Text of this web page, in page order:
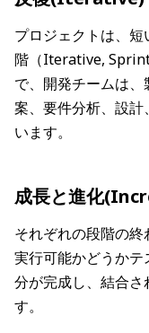
プロジェクトは、
階（Iterative,
で、開発チームは
案、要件分析、設
います。
成長と進化
それぞれの段階の終
実行可能かどうか
分が完成し、結合さ
す。